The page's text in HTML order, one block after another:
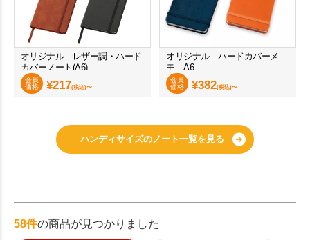
オリジナル レザー調・ハード
カバーノート(A6)
会員
価格
¥217(税込)〜
オリジナル ハードカバーメ
モ A6
会員
価格
¥382(税込)〜
ハンディサイズのノート一覧を見る
58件の商品が見つかりました